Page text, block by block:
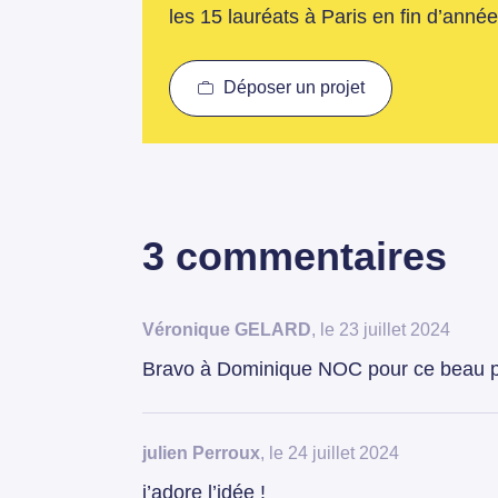
les 15 lauréats à Paris en fin
Déposer un projet
3 commentaires
Véronique GELARD, le 23 juillet 2024
Bravo à Dominique NOC pour ce beau
julien Perroux, le 24 juillet 2024
j’adore l’idée !